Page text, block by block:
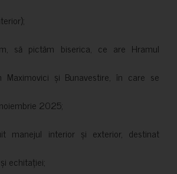
să pictăm biserica, ce are Hramul
Maximovici și Bunavestire, în care se
2025;
manejul interior și exterior, destinat
echitației;